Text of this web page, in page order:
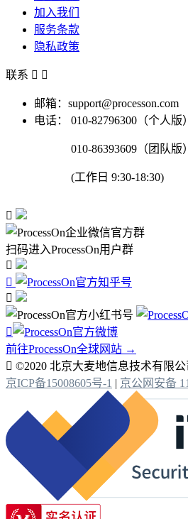
加入我们
服务条款
隐私政策
联系  
邮箱：support@processon.com
电话：
010-82796300（个人版）
010-86393609（团队版）
(工作日 9:30-18:30)

扫码进入ProcessOn用户群




前往ProcessOn全球网站 →
 ©2020 北京大麦地信息技术有限公
京ICP备15008605号-1 | 京公网安备